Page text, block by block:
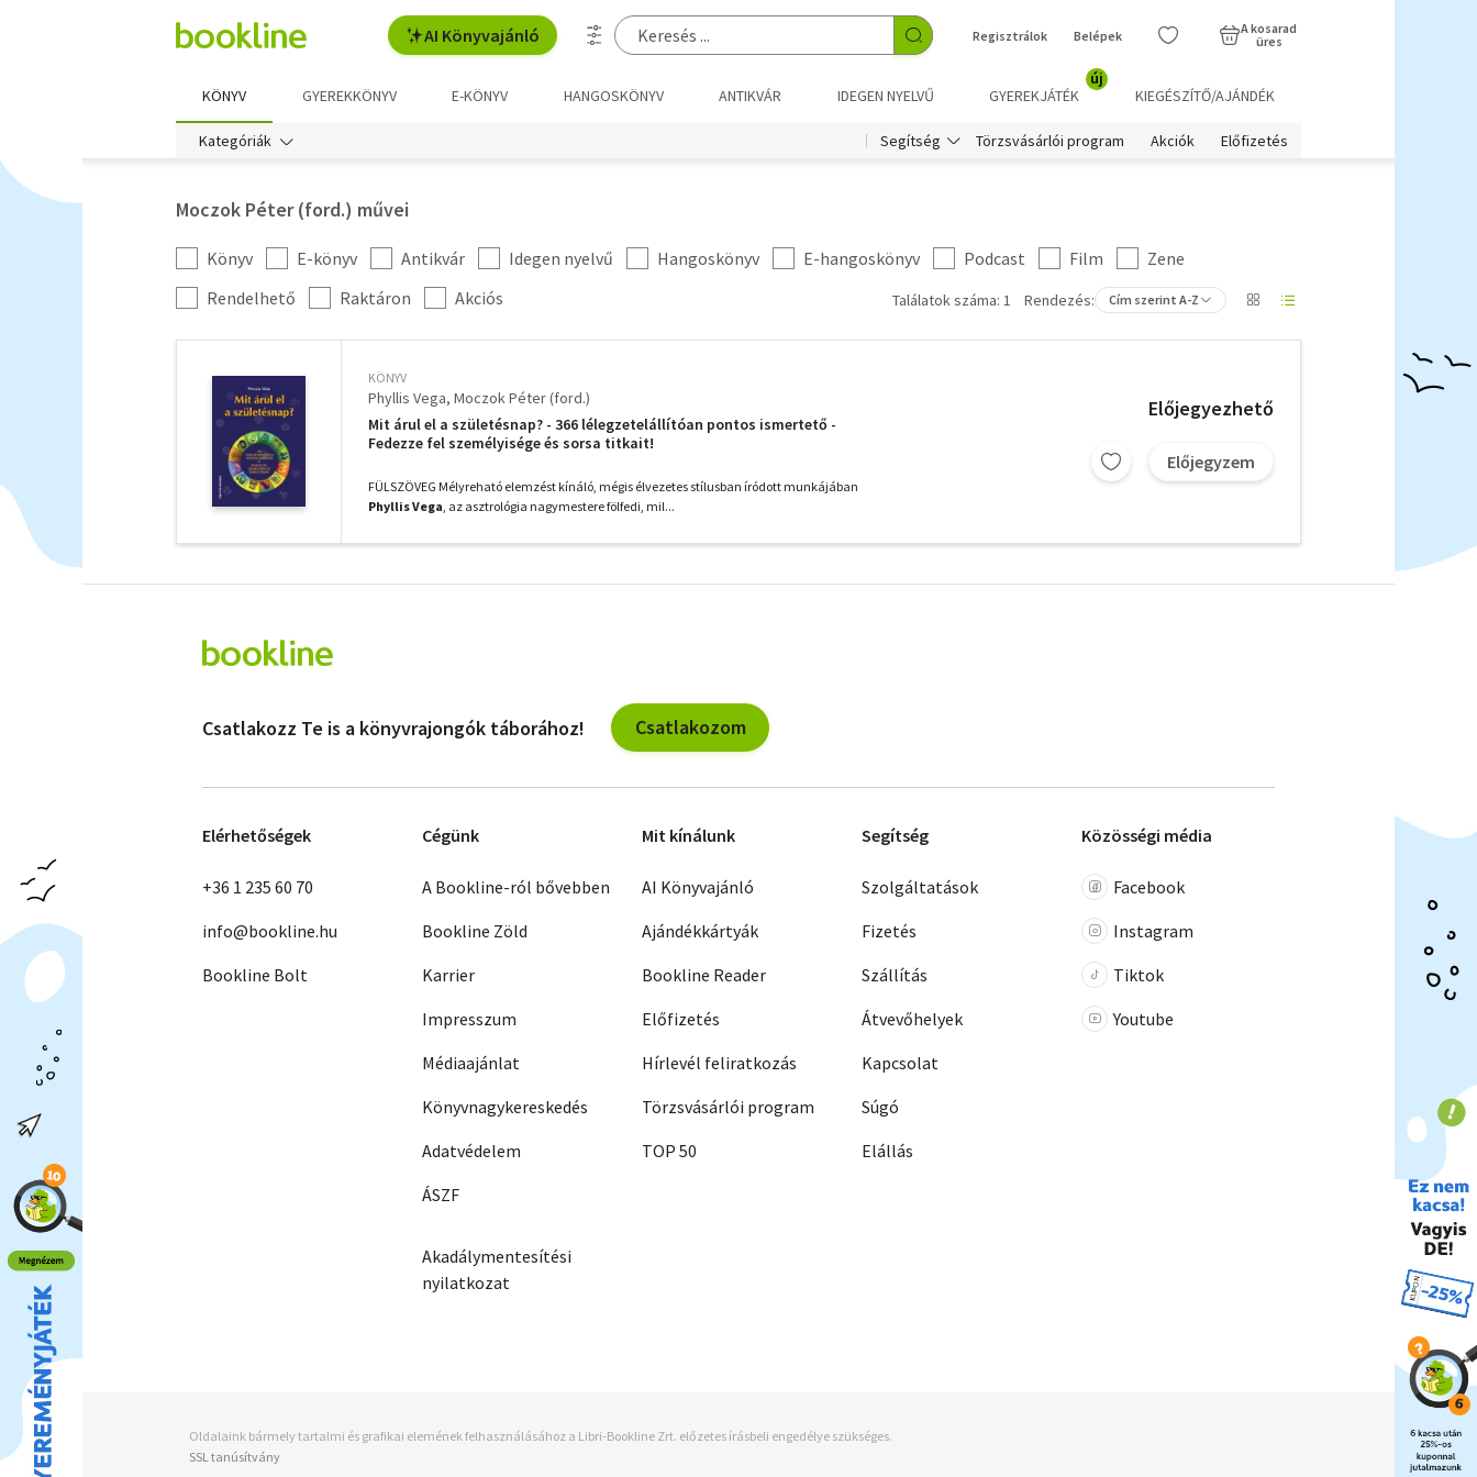
AI Könyvajánló Regisztrálok Belépek
A kosarad
üres
KÖNYV GYEREKKÖNYV E-KÖNYV HANGOSKÖNYV ANTIKVÁR IDEGEN NYELVŰ GYEREKJÁTÉK
új
KIEGÉSZÍTŐ/AJÁNDÉK
Kategóriák Segítség Törzsvásárlói program Akciók Előfizetés
Moczok Péter (ford.) művei
Kategória
szűrés
Könyv E-könyv Antikvár Idegen nyelvű Hangoskönyv E-hangoskönyv Podcast Film
Zene
További
szűrők
Rendelhető Raktáron Akciós Találatok száma: 1 Rendezés: Cím szerint A-Z
KÖNYV
Phyllis Vega Moczok Péter (ford.)
Mit árul el a születésnap? - 366 lélegzetelállítóan pontos ismertető -
Fedezze fel személyisége és sorsa titkait!
FÜLSZÖVEG Mélyreható elemzést kínáló, mégis élvezetes stílusban íródott munkájában
Phyllis Vega, az asztrológia nagymestere fölfedi, mil...
Előjegyezhető
Előjegyzem
szűrők
Csatlakozz Te is a könyvrajongók táborához! Csatlakozom
Elérhetőségek
+36 1 235 60 70
info@bookline.hu
Bookline Bolt
Cégünk
A Bookline-ról bővebben
Bookline Zöld
Karrier
Impresszum
Médiaajánlat
Könyvnagykereskedés
Adatvédelem
ÁSZF
Akadálymentesítési
nyilatkozat
Mit kínálunk
AI Könyvajánló
Ajándékkártyák
Bookline Reader
Előfizetés
Hírlevél feliratkozás
Törzsvásárlói program
TOP 50
Segítség
Szolgáltatások
Fizetés
Szállítás
Átvevőhelyek
Kapcsolat
Súgó
Elállás
Közösségi média
Facebook
Instagram
Tiktok
Youtube
Oldalaink bármely tartalmi és grafikai elemének felhasználásához a Libri-Bookline Zrt. előzetes írásbeli engedélye szükséges.
SSL tanúsítvány